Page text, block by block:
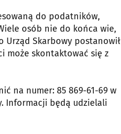
do podatników,
osób nie do końca wie,
Urząd Skarbowy postanowił
może skontaktować się z
na numer: 85 869-61-69 w
Informacji będą udzielali